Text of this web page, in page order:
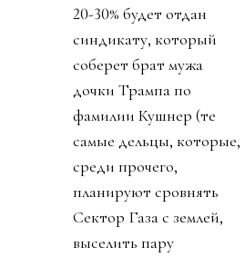
20-30% будет отдан
синдикату, который
соберет брат мужа
дочки Трампа по
фамилии Кушнер (те
самые дельцы, которые,
среди прочего,
планируют сровнять
Сектор Газа с землей,
выселить пару